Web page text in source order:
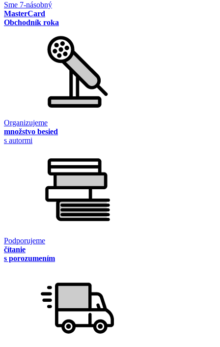
Sme 7-násobný
MasterCard
Obchodník roka
Organizujeme
množstvo besied
s autormi
Podporujeme
čítanie
s porozumením